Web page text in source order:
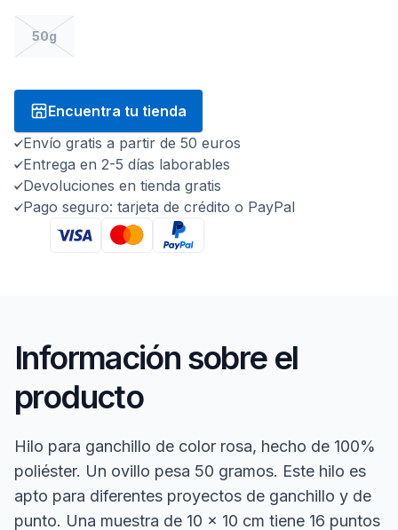
50g
Encuentra tu tienda
Envío gratis a partir de 50 euros
Entrega en 2-5 días laborables
Devoluciones en tienda gratis
Pago seguro: tarjeta de crédito o PayPal
Información sobre el
producto
Hilo para ganchillo de color rosa, hecho de 100%
poliéster. Un ovillo pesa 50 gramos. Este hilo es
apto para diferentes proyectos de ganchillo y de
punto. Una muestra de 10 x 10 cm tiene 16 puntos